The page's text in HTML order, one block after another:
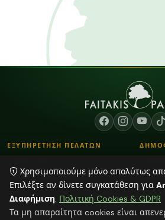
ΕΞΥΠΗΡΕΤΗΣΗ ΠΕΛΑΤΩΝ
Τρόποι Παραγγελίας
Τρόποι Αποστολής & Πληρωμής
Blog
Χρησιμοποιούμε μόνο απολύτως
Επιλέξτε αν δίνετε συγκατάθεση για
Διαφήμιση. Πολιτική Cookies & GDPR
Τα μη απαραίτητα cookies είναι